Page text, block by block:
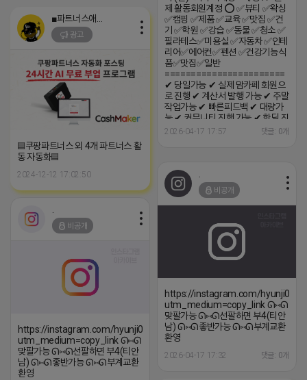
제 활동회원계정 ⭕ ✅뷰티 ✅왁싱
✅캠핑 ✅제품 ✅교육 ✅맛집 ✅건
기 ✅학원 ✅강습 ✅동물 ✅청소 ✅
필라테스✅미용실 ✅자동차 ✅인테
리어✅에어컨✅펜션 ✅건강기능식
품✅맛집✅일반
=======================
✔ 당일가능 ✔ 실제 맘카페 회원으
로 진행 ✔ 계산서 발행 가능 ✔ 주말
작업가능 ✔ 빠른피드백 ✔ 대량가
능 ✔ 커뮤니티 진행 가능 ✔ 핫딜 진
행 가능 24시간 빠른 상담 (카톡)
2026-04-17 17:57 댓글: 0개
광고
▤쿠팡파트너스 외 4개 파트너스 활
동 자동화▤
2024-12-12 17:02:50
비공개
https://instagram.com/hyunji048?
utm_medium=copy_link ᘏ⑅ᘏ
맞팔가능 ᘏ⑅ᘏ선팔하면 부4(티안
남) ᘏ⑅ᘏ좋반가능 ᘏ⑅ᘏ부계교환
환영
2026-04-17 17:32 댓글: 0개
비공개
https://instagram.com/hyunji048?
utm_medium=copy_link ᘏ⑅ᘏ
맞팔가능 ᘏ⑅ᘏ선팔하면 부4(티안
남) ᘏ⑅ᘏ좋반가능 ᘏ⑅ᘏ부계교환
환영